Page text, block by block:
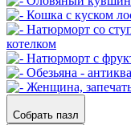
Собрать пазл